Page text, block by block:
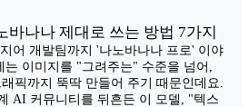
바나나 제대로 쓰는 방법 7가지
어 개발팀까지 '나노바나나 프로' 이야
이미지를 "그려주는" 수준을 넘어,
픽까지 뚝딱 만들어 주기 때문인데요.
AI 커뮤니티를 뒤흔든 이 모델, "텍스